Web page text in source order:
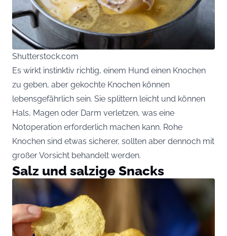
Shutterstock.com
Es wirkt instinktiv richtig, einem Hund einen Knochen
zu geben, aber gekochte Knochen können
lebensgefährlich sein. Sie splittern leicht und können
Hals, Magen oder Darm verletzen, was eine
Notoperation erforderlich machen kann. Rohe
Knochen sind etwas sicherer, sollten aber dennoch mit
großer Vorsicht behandelt werden.
Salz und salzige Snacks